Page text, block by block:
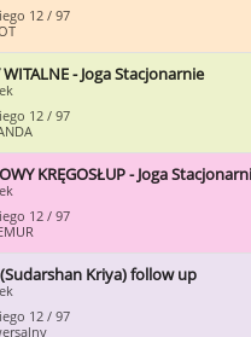
12 / 97
WITALNE - Joga Stacjonarnie
12 / 97
KRĘGOSŁUP - Joga
12 / 97
(Sudarshan Kriya) follow up
12 / 97